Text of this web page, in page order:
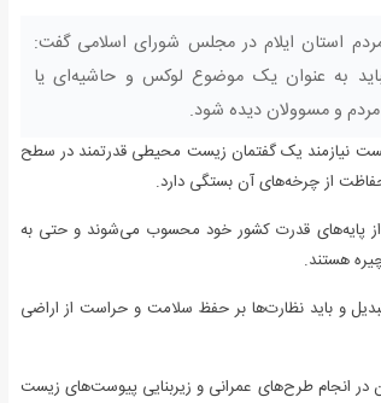
مردم استان ایلام در مجلس شورای اسلامی گفت:
به عنوان یک موضوع لوکس و حاشیه‌ای یا
و مسوولان دیده شود.
نیازمند یک گفتمان زیست محیطی قدرتمند در سطح
از چرخه‌های آن بستگی دارد.
پایه‌های قدرت کشور خود محسوب می‌شوند و حتی به
هستند.
و باید نظارت‌ها بر حفظ سلامت و حراست از اراضی
انجام طرح‌های عمرانی و زیربنایی پیوست‌های زیست